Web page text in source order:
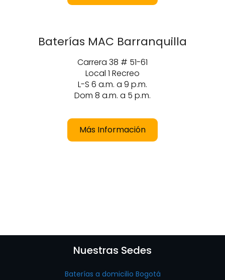
Baterías MAC Barranquilla
Carrera 38 # 51-61
Local 1 Recreo
L-S 6 a.m. a 9 p.m.
Dom 8 a.m. a 5 p.m.
Más Información
Nuestras Sedes
Baterías a domicilio Bogotá